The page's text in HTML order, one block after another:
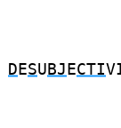
D ESU BJ ECTI